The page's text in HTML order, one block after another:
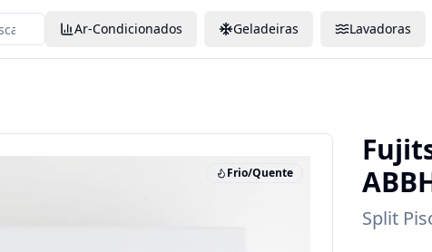
Ar-Condicionados Geladeiras Lavadoras
Frio/Quente
Split